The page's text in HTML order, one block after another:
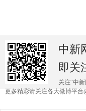
中新
即关
关注“中
更多精彩请关注各大微博平台